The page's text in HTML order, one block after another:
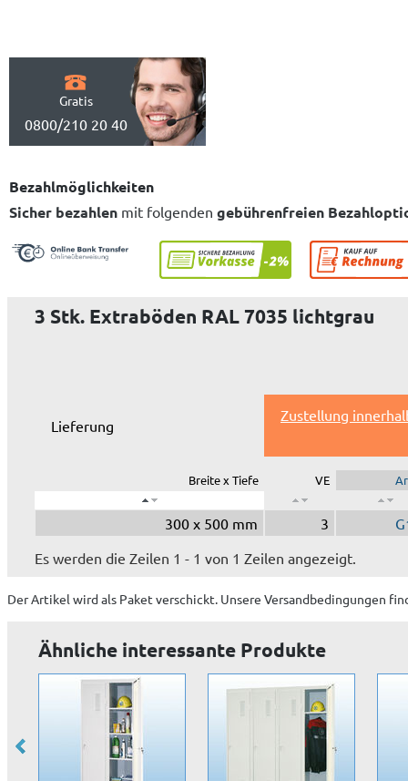
Gratis
0800/210 20 40
Bezahlmöglichkeiten
Sicher bezahlen mit folgenden gebührenfreien
3 Stk. Extraböden RAL 7035 lichtgrau
Lieferung
Zustellung
Breite x Tiefe VE
300 x 500 mm 3
Es werden die Zeilen 1 - 1 von 1 Zeilen angezeigt.
Der Artikel wirdals Paket verschickt. Unsere Versandbedingungen
Ähnliche interessante Produkte